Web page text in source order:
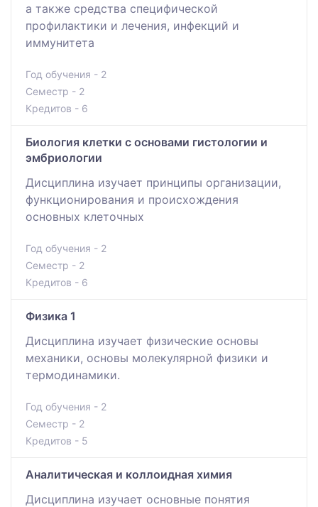
а также средства специфической
профилактики и лечения, инфекций и
иммунитета
Год обучения - 2
Семестр - 2
Кредитов - 6
Биология клетки с основами гистологии и
эмбриологии
Дисциплина изучает принципы организации,
функционирования и происхождения
основных клеточных
Год обучения - 2
Семестр - 2
Кредитов - 6
Физика 1
Дисциплина изучает физические основы
механики, основы молекулярной физики и
термодинамики.
Год обучения - 2
Семестр - 2
Кредитов - 5
Аналитическая и коллоидная химия
Дисциплина изучает основные понятия